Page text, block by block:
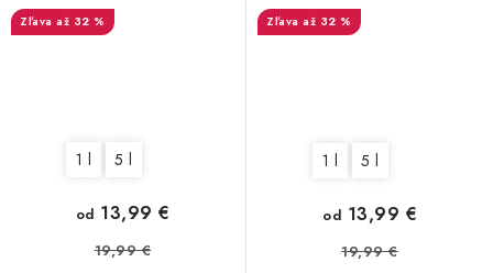
až 32 %
1 l 5 l
od 13,99 €
19,99 €
až 32 %
1 l 5 l
od 13,99 €
19,99 €